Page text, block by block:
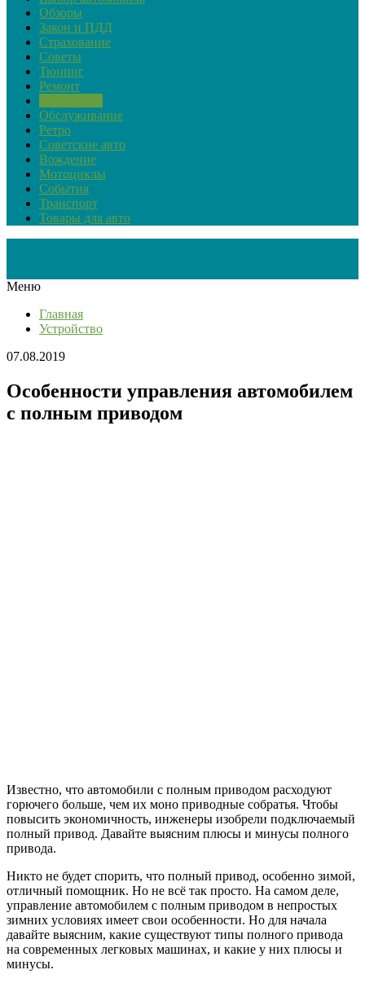
Обзоры
Закон и ПДД
Страхование
Советы
Тюнинг
Ремонт
Обслуживание
Ретро
Советские авто
Вождение
Мотоциклы
События
Транспорт
Товары для авто
Меню
Главная
Устройство
07.08.2019
Особенности управления автомобилем
с полным приводом
Известно, что автомобили с полным приводом расходуют
горючего больше, чем их моно приводные собратья. Чтобы
повысить экономичность, инженеры изобрели подключаемый
полный привод. Давайте выясним плюсы и минусы полного
привода.
Никто не будет спорить, что полный привод, особенно зимой,
отличный помощник. Но не всё так просто. На самом деле,
управление автомобилем с полным приводом в непростых
зимних условиях имеет свои особенности. Но для начала
давайте выясним, какие существуют типы полного привода
на современных легковых машинах, и какие у них плюсы и
минусы.